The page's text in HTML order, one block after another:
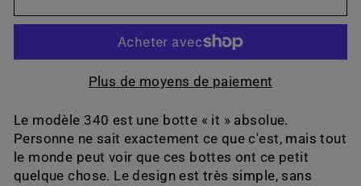
Plus de moyens de paiement
Le modèle 340 est une botte « it » absolue.
Personne ne sait exactement ce que c'est, mais tout
le monde peut voir que ces bottes ont ce petit
quelque chose. Le design est très simple, sans